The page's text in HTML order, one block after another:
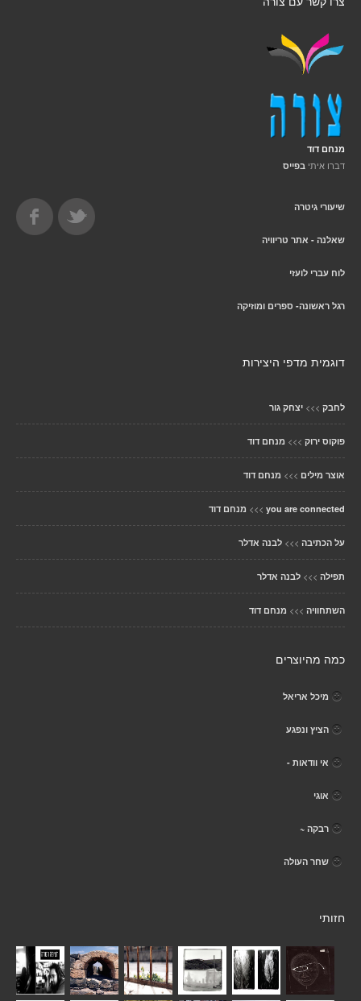
מנחם דוד
דברו איתי בפייס
שיעורי גיטרה
שאלנה - אתר טריוויה
לוח עברי לועזי
רגל ראשונה- ספרים ומוזיקה
דוגמית מדפי היצירות
לחבק >>> יצחק גור
פוקוס ירוק >>> מנחם דוד
אוצר מילים >>> מנחם דוד
you are connected
>>> מנחם דוד
על הכתיבה >>> לבנה אדלר
תפילה >>> לבנה אדלר
השתחוויה >>> מנחם דוד
כמה מהיוצרים
מיכל אריאל
הציץ ונפגע
אי וודאות -
אוגי
רבקה ~
שחר העולה
חזותי